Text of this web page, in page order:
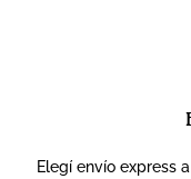
Elegí envío express